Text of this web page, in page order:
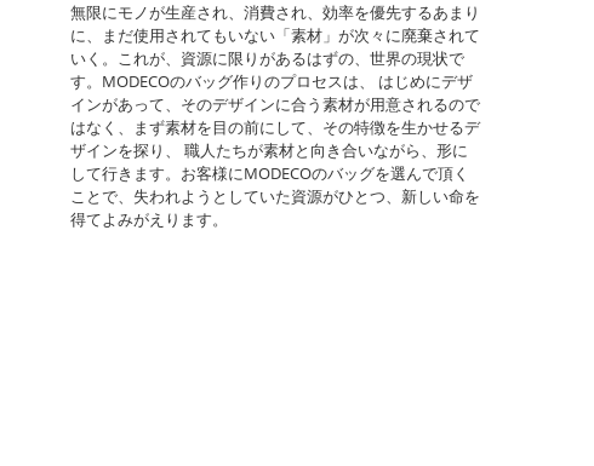
無限にモノが生産され、消費され、効率を優先するあまり
に、まだ使用されてもいない「素材」が次々に廃棄されて
いく。これが、資源に限りがあるはずの、世界の現状で
す。MODECOのバッグ作りのプロセスは、 はじめにデザ
インがあって、そのデザインに合う素材が用意されるので
はなく、まず素材を目の前にして、その特徴を生かせるデ
ザインを探り、 職人たちが素材と向き合いながら、形に
して行きます。お客様にMODECOのバッグを選んで頂く
ことで、失われようとしていた資源がひとつ、新しい命を
得てよみがえります。